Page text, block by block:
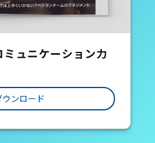
ュニケーション力
ウンロード